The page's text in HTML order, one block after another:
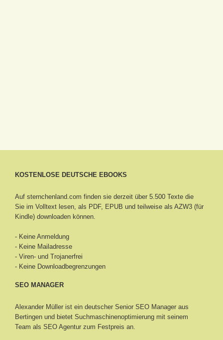
KOSTENLOSE DEUTSCHE EBOOKS
Auf sternchenland.com finden sie derzeit über 5.500 Texte die
Sie im Volltext lesen, als PDF, EPUB und teilweise als AZW3 (für
Kindle) downloaden können.
- Keine Anmeldung
- Keine Mailadresse
- Viren- und Trojanerfrei
- Keine Downloadbegrenzungen
SEO MANAGER
Alexander Müller ist ein deutscher Senior SEO Manager aus
Bertingen und bietet Suchmaschinenoptimierung mit seinem
Team als SEO Agentur zum Festpreis an.